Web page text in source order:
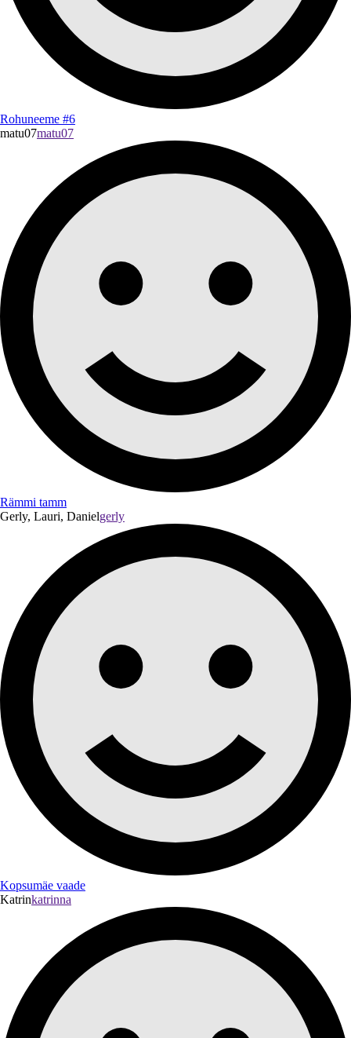
Rohuneeme #6
matu07matu07
Rämmi tamm
Gerly, Lauri, Danielgerly
Kopsumäe vaade
Katrinkatrinna